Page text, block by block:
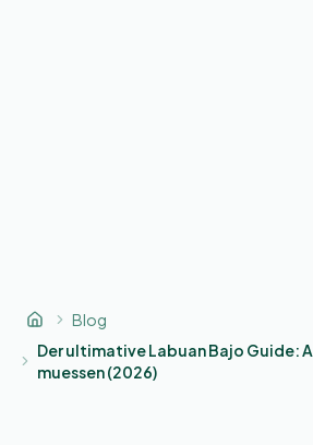
Blog
Der ultimative Labuan Bajo Guide:
muessen (2026)